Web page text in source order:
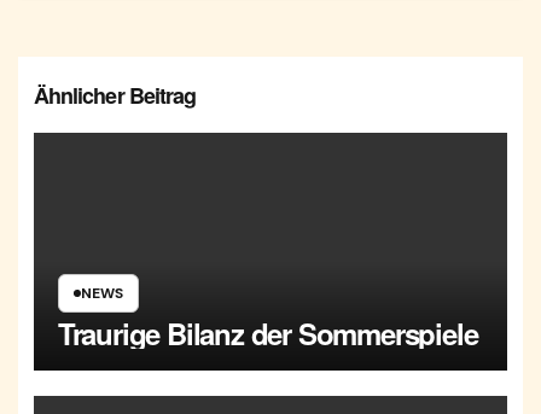
Ähnlicher Beitrag
NEWS
Traurige Bilanz der Sommerspiele